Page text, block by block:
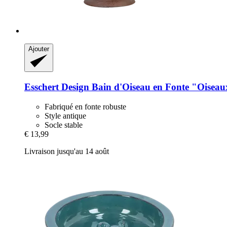
Ajouter
Esschert Design Bain d'Oiseau en Fonte
Fabriqué en fonte robuste
Style antique
Socle stable
€ 13,99
Livraison jusqu'au 14 août